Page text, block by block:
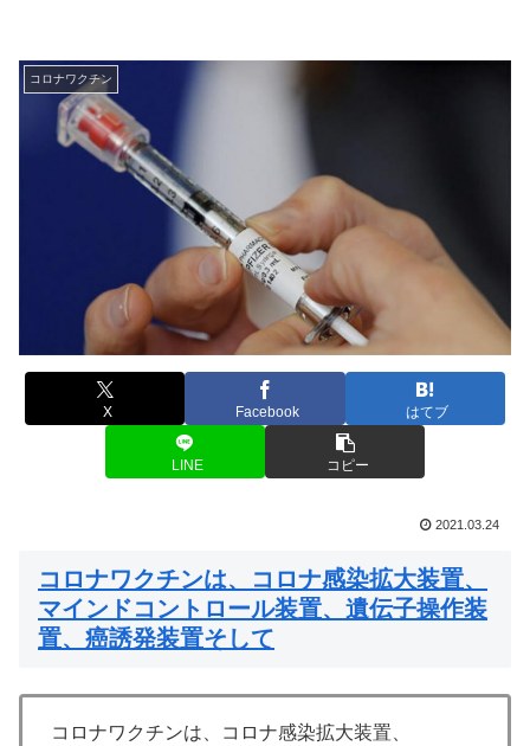
コロナワクチン
X Facebook はてブ
LINE コピー
2021.03.24
コロナワクチンは、コロナ感染拡大装置、
マインドコントロール装置、遺伝子操作装
置、癌誘発装置そして
コロナワクチンは、コロナ感染拡大装置、